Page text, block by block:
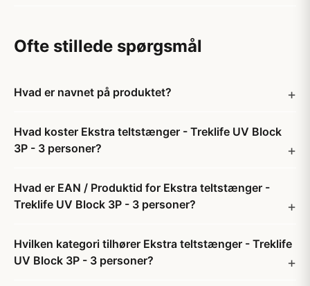
Ofte stillede spørgsmål
Hvad er navnet på produktet?
Hvad koster Ekstra teltstænger - Treklife UV Block
3P - 3 personer?
Hvad er EAN / Produktid for Ekstra teltstænger -
Treklife UV Block 3P - 3 personer?
Hvilken kategori tilhører Ekstra teltstænger - Treklife
UV Block 3P - 3 personer?